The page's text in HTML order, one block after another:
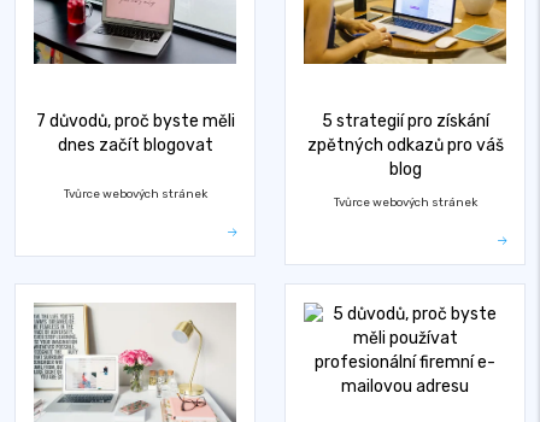
7 důvodů, proč byste měli
dnes začít blogovat
Tvůrce webových stránek
5 strategií pro získání
zpětných odkazů pro váš
blog
Tvůrce webových stránek